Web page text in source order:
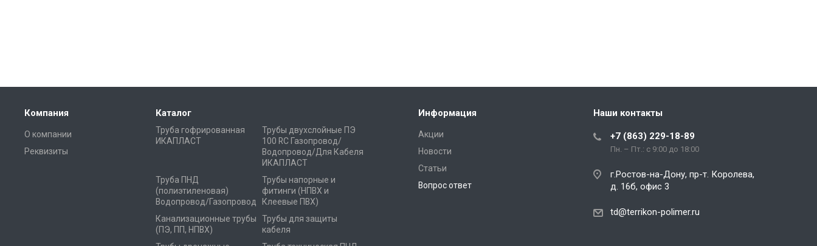
Компания
О компании
Реквизиты
Каталог
Труба гофрированная
ИКАПЛАСТ
Трубы двухслойные ПЭ
100 RC Газопровод/
Водопровод/Для Кабеля
ИКАПЛАСТ
Труба ПНД
(полиэтиленовая)
Водопровод/Газопровод
Трубы напорные и
фитинги (НПВХ и
Клеевые ПВХ)
Канализационные трубы
(ПЭ, ПП, НПВХ)
Трубы для защиты
кабеля
Информация
Акции
Новости
Статьи
Вопрос ответ
Наши контакты
+7 (863) 229-18-89
Пн. – Пт.: с 9:00 до 18:00
г.Ростов-на-Дону, пр-т. Королева,
д. 16б, офис 3
td@terrikon-polimer.ru